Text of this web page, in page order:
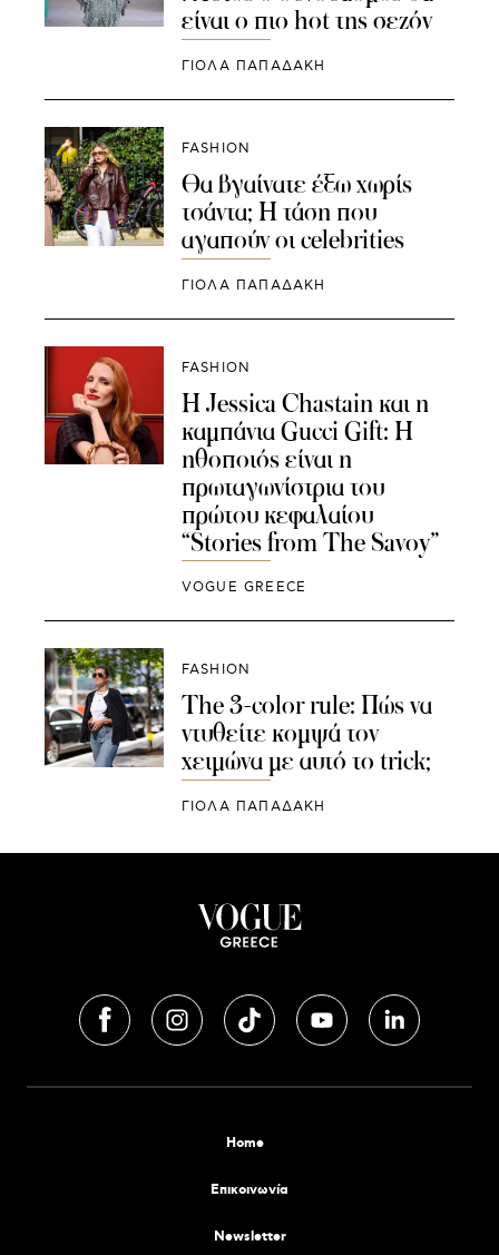
είναι ο πιο hot της σεζόν
ΓΙΌΛΑ ΠΑΠΑΔΆΚΗ
FASHION
Θα βγαίνατε έξω χωρίς
τσάντα; Η τάση που
αγαπούν οι celebrities
ΓΙΌΛΑ ΠΑΠΑΔΆΚΗ
FASHION
Η Jessica Chastain και η
καμπάνια Gucci Gift: H
ηθοποιός είναι η
πρωταγωνίστρια του
πρώτου κεφαλαίου
“Stories from The Savoy”
VOGUE GREECE
FASHION
The 3-color rule: Πώς να
ντυθείτε κομψά τον
χειμώνα με αυτό το trick;
ΓΙΌΛΑ ΠΑΠΑΔΆΚΗ
Home
Επικοινωνία
Newsletter